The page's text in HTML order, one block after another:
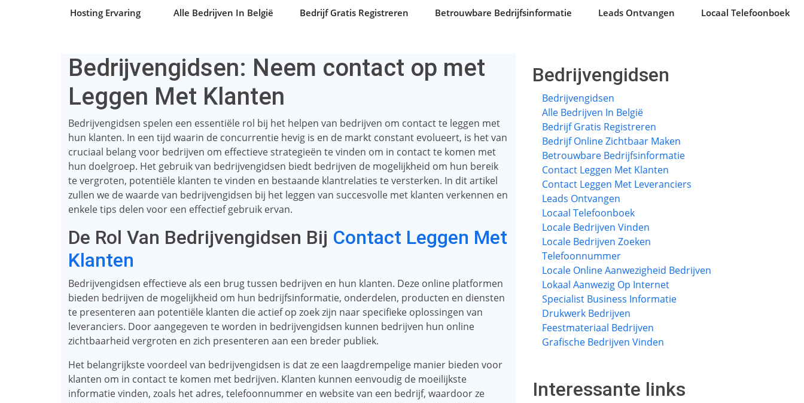
Hosting Ervaring Alle Bedrijven In België Bedrijf Gratis Registreren Betrouwbare Bedrijfsinformatie Leads Ontvangen Locaal Telefoonboek
Bedrijvengidsen: Neem contact op met
Leggen Met Klanten
Bedrijvengidsen spelen een essentiële rol bij het helpen van bedrijven om contact te leggen met
hun klanten. In een tijd waarin de concurrentie hevig is en de markt constant evolueert, is het van
cruciaal belang voor bedrijven om effectieve strategieën te vinden om in contact te komen met
hun doelgroep. Het gebruik van bedrijvengidsen biedt bedrijven de mogelijkheid om hun bereik
te vergroten, potentiële klanten te vinden en bestaande klantrelaties te versterken. In dit artikel
zullen we de waarde van bedrijvengidsen bij het leggen van succesvolle met klanten verkennen en
enkele tips delen voor een effectief gebruik ervan.
De Rol Van Bedrijvengidsen Bij Contact Leggen Met
Klanten
Bedrijvengidsen effectieve als een brug tussen bedrijven en hun klanten. Deze online platformen
bieden bedrijven de mogelijkheid om hun bedrijfsinformatie, onderdelen, producten en diensten
te presenteren aan potentiële klanten die actief op zoek zijn naar specifieke oplossingen van
leveranciers. Door aangegeven te worden in bedrijvengidsen kunnen bedrijven hun online
zichtbaarheid vergroten en zich presenteren aan een breder publiek.
Het belangrijkste voordeel van bedrijvengidsen is dat ze een laagdrempelige manier bieden voor
klanten om in contact te komen met bedrijven. Klanten kunnen eenvoudig de moeilijkste
informatie vinden, zoals het adres, telefoonnummer en website van een bedrijf, waardoor ze
Bedrijvengidsen
Bedrijvengidsen
Alle Bedrijven In België
Bedrijf Gratis Registreren
Bedrijf Online Zichtbaar Maken
Betrouwbare Bedrijfsinformatie
Contact Leggen Met Klanten
Contact Leggen Met Leveranciers
Leads Ontvangen
Locaal Telefoonboek
Locale Bedrijven Vinden
Locale Bedrijven Zoeken
Telefoonnummer
Locale Online Aanwezigheid Bedrijven
Lokaal Aanwezig Op Internet
Specialist Business Informatie
Drukwerk Bedrijven
Feestmateriaal Bedrijven
Grafische Bedrijven Vinden
Interessante links